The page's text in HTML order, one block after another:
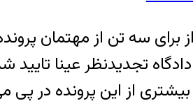
براى سه تن از مهتمان
از این پرونده در پی